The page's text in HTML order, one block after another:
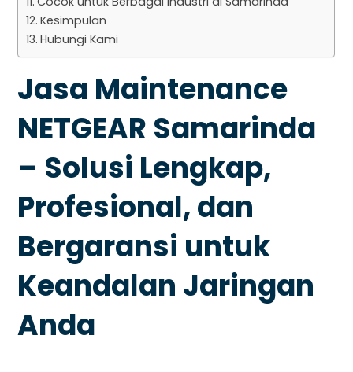
Kesimpulan
Hubungi Kami
Jasa Maintenance
NETGEAR Samarinda
– Solusi Lengkap,
Profesional, dan
Bergaransi untuk
Keandalan Jaringan
Anda